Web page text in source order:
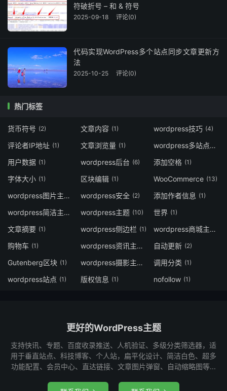
符破折号 – 和 & 符号
2025-09-18 评论(0)
代码实现WordPress多个站点同步文章更新方
法
2025-10-25 评论(0)
热门标签
货币符号 (2) 文章内容 (1) wordpress技巧 (4)
评论者IP地址 (1) 文章浏览量 (1) wordpress多站点
用户数据 (1) wordpress后台 (6) 添加空格 (1)
字体大小 (1) 区块编辑 (1) WooCommerce (13)
wordpress图片主题 (9)wordpress安全 (2) 添加作者信息 (1)
wordpress简洁主题 (7)wordpress主题 (10) 世界 (1)
文章摘要 (1) wordpress侧边栏 (1) wordpress商城主题
购物车 (1) wordpress资讯主题 自动更新 (2)
Gutenberg区块 (1) wordpress摄影主题 调用分类 (1)
wordpress站点 (1) 版权信息 (1) nofollow (1)
更好的WordPress主题
支持快讯、专题、百度收录推送、人机验证、多级分类筛选器，适
用于垂直站点、科技博客、个人站，扁平化设计、简洁白色、超多
功能配置、会员中心、直达链接、文章图片弹窗、自动缩略图等...